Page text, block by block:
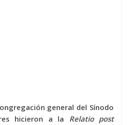
general del Sínodo
hicieron a la Relatio post